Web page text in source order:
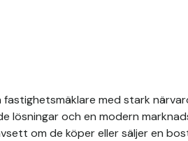
fastighetsmäklare med stark
lösningar och en modern
om de köper eller säljer en